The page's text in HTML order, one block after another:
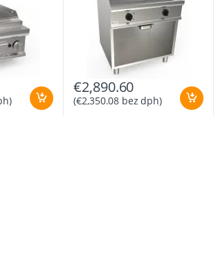
€2,890.60
(€2,350.08 bez dph)